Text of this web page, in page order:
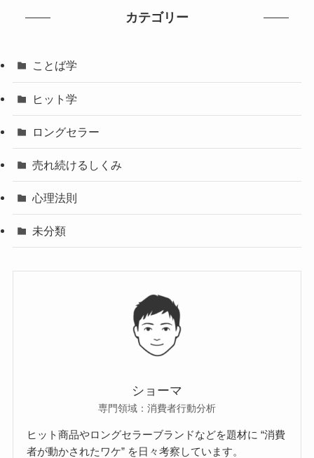
カテゴリー
ことば学
ヒット学
ロングセラー
売れ続けるしくみ
心理法則
未分類
ショーマ
専門領域：消費者行動分析
ヒット商品やロングセラーブランドなどを題材に “消費
者が動かされたワケ” を日々考察しています。